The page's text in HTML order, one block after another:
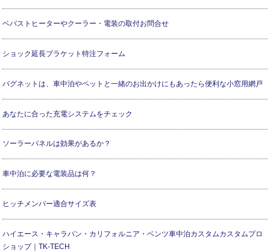
ベバストヒーターやクーラー・電装の取付お問合せ
ショック延長ブラケット特注フォーム
バグネットは、車中泊やペットと一緒のお出かけにもあったら便利な小窓用網戸
あなたに合った充電システムをチェック
ソーラーパネルは効果があるか？
車中泊に必要な電装品は何？
ヒッチメンバー適合サイズ表
ハイエース・キャラバン・カリフォルニア・ベンツ車中泊カスタムカスタムプロ
ショップ｜TK-TECH